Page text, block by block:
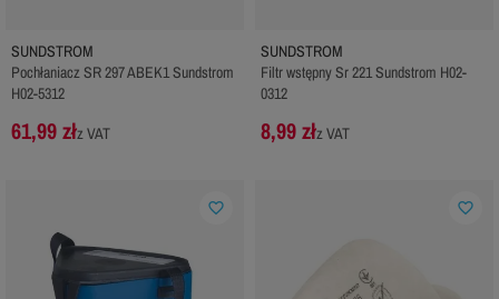
SUNDSTROM
Pochłaniacz SR 297 ABEK1 Sundstrom
H02-5312
61,99 złz VAT
SUNDSTROM
Filtr wstępny Sr 221 Sundstrom H02-
0312
8,99 złz VAT
favorite_border favorite_border